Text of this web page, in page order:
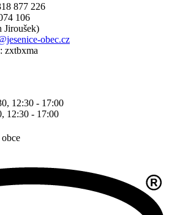
877 226
106
Jiroušek)
obec.cz
zxtbxma
12:30 - 17:00
12:30 - 17:00